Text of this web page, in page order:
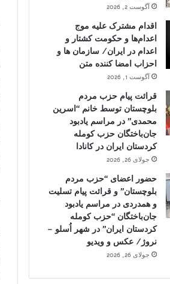
آگوست 2, 2026
اقدام مشترک علیه موج
اعدام‌ها و حکومت کشتار و
اعدام در ایران/ سازمان ها و
احزاب امضا کننده متن
آگوست 1, 2026
قرائت پیام حزب مردم
بلوچستان توسط خانم “اسرین
محمدی” در مراسم یادبود
جان‌باختگان حزب کومله
کردستان ایران در کانادا
جولای 26, 2026
حضور اعضای “حزب مردم
بلوچستان” و قرائت پیام تسلیت
و همدردی در مراسم یادبود
جان‌باختگان “حزب کومله
کردستان ایران” در شهر اُسلو –
نروژ/ عکس و ویدیو
جولای 26, 2026